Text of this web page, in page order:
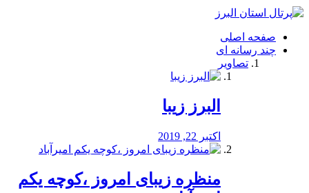
فصد
شرق
تهران
خشکشویی
صفحه اصلی
چند رسانه ای
تصاویر
البرز زیبا
اکتبر 22, 2019
منظره‌‌ زیبای امروز ،کوچه یکم